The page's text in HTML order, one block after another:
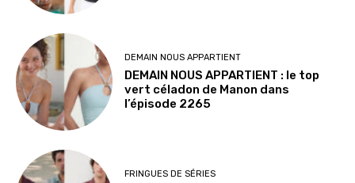
DEMAIN NOUS APPARTIENT
DEMAIN NOUS APPARTIENT : le top
vert céladon de Manon dans
l’épisode 2265
FRINGUES DE SÉRIES